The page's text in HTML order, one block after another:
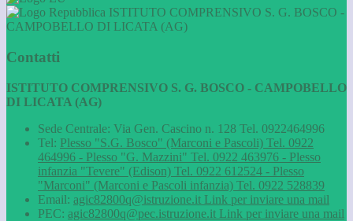
ISTITUTO COMPRENSIVO S. G. BOSCO -
CAMPOBELLO DI LICATA (AG)
Contatti
ISTITUTO COMPRENSIVO S. G. BOSCO - CAMPOBELLO
DI LICATA (AG)
Sede Centrale: Via Gen. Cascino n. 128 Tel. 0922464996
Tel: Plesso "S.G. Bosco" (Marconi e Pascoli) Tel. 0922
464996 - Plesso "G. Mazzini" Tel. 0922 463976 - Plesso
infanzia "Tevere" (Edison) Tel. 0922 612524 - Plesso
"Marconi" (Marconi e Pascoli infanzia) Tel. 0922 528839
Email: agic82800q@istruzione.it Link per inviare una mail
PEC: agic82800q@pec.istruzione.it Link per inviare una mail